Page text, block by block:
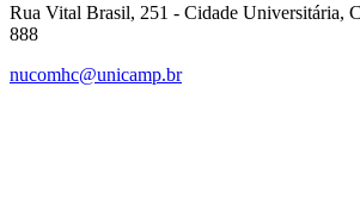
Rua Vital Brasil, 251 - Cidade Universitária,
888
nucomhc@unicamp.br